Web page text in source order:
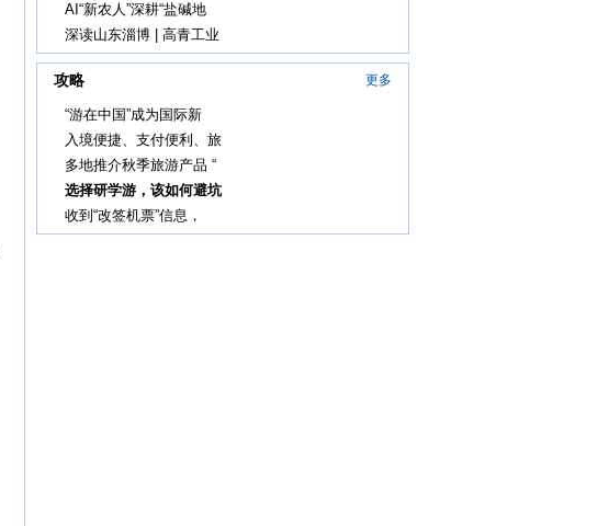
AI“新农人”深耕“盐碱地
深读山东淄博 | 高青工业
更多
攻略
“游在中国”成为国际新
入境便捷、支付便利、旅
多地推介秋季旅游产品 “
选择研学游，该如何避坑
收到“改签机票”信息，